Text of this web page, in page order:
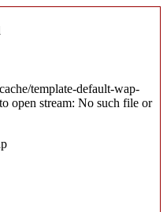
template-default-wap-
open stream: No such file or